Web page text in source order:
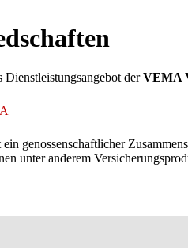
Dienstleistungsangebot derVEMA
genossenschaftlicher
unter anderem